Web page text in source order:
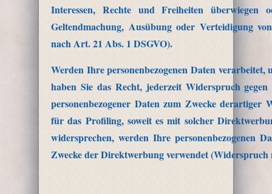
Interessen, Rechte und Freiheiten
Geltendmachung, Ausübung oder Verteidigung
nach Art. 21 Abs. 1 DSGVO).
Werden Ihre personenbezogenen Daten
haben Sie das Recht, jederzeit Widerspruch
personenbezogener Daten zum Zwecke derartiger
für das Profiling, soweit es mit solcher
widersprechen, werden Ihre personenbezogenen
Zwecke der Direktwerbung verwendet